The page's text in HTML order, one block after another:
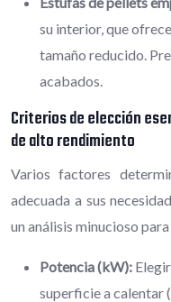
su interior, que
tamaño reducido.
acabados.
Criterios de elección
de alto rendimiento
Varios factores
adecuada a sus
un análisis minucioso
Potencia (kW):
superficie a calentar